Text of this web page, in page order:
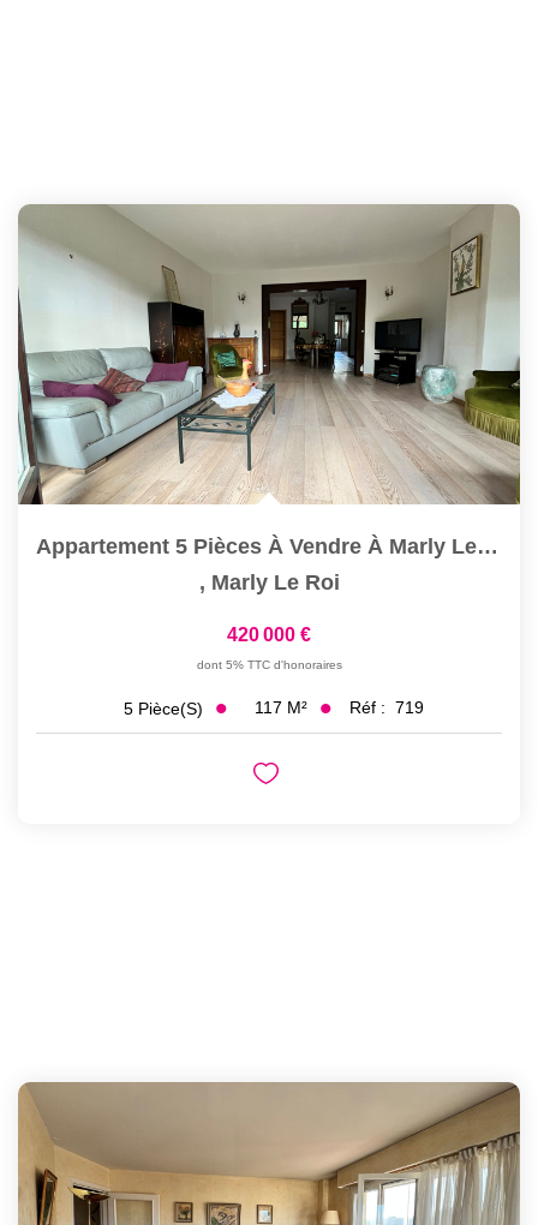
Appartement 5 Pièces À Vendre À Marly Le Roi - Bas De Marly
, Marly Le Roi
420 000 €
dont 5% TTC d'honoraires
5 Pièce(s) 117 M² Réf : 719